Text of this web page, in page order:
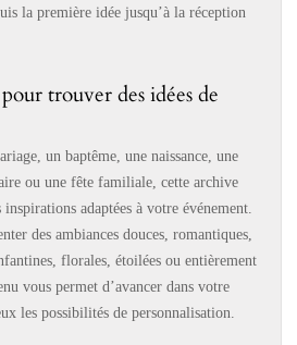
la première idée jusqu’à la réception
trouver des idées de
un baptême, une naissance, une
ou une fête familiale, cette archive
adaptées à votre événement.
des ambiances douces, romantiques,
florales, étoilées ou entièrement
vous permet d’avancer dans votre
les possibilités de personnalisation.